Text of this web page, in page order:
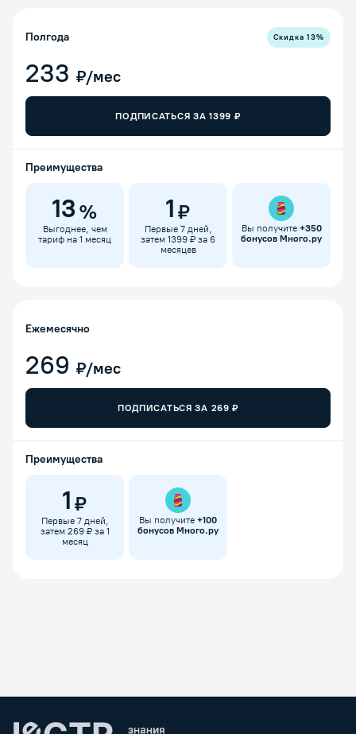
Полгода Скидка13%
233 ₽/мес
ПОДПИСАТЬСЯ ЗА1399 ₽
Преимущества
13 %
Выгоднее, чем
тариф на 1 месяц
1 ₽
Первые 7 дней,
затем 1399 ₽ за 6
месяцев
Вы получите +350
бонусов Много.ру
Ежемесячно
269 ₽/мес
ПОДПИСАТЬСЯ ЗА 269 ₽
Преимущества
1 ₽
Первые 7 дней,
затем 269 ₽ за 1
месяц
Вы получите +100
бонусов Много.ру